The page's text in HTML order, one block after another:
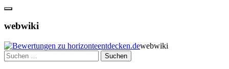
webwiki
webwiki
Suchen
nach: